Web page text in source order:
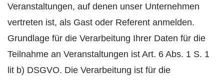
Veranstaltungen, auf denen unser Unternehmen
vertreten ist, als Gast oder Referent anmelden.
Grundlage für die Verarbeitung Ihrer Daten für die
Teilnahme an Veranstaltungen ist Art. 6 Abs. 1 S. 1
lit b) DSGVO. Die Verarbeitung ist für die